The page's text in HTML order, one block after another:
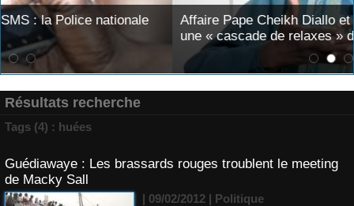
Affaire Pape Cheikh Diallo et Cie : Ousmane Kane prédit
une « cascade de relaxes » devant le tribunal si...
Résultats recherche
Tags (4) : huées
Guédiawaye : Les brassards rouges troublent le meeting
de Macky Sall
| 09/02/2012 | Politique